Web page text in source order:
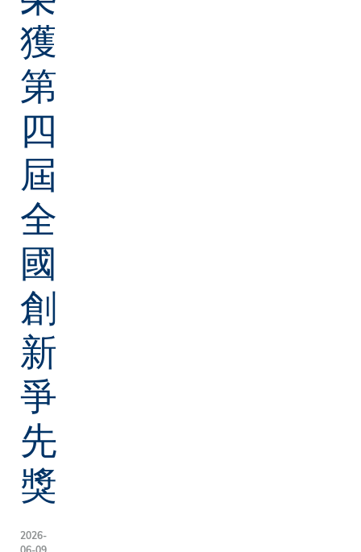
獲
第
四
屆
全
國
創
新
爭
先
獎
2026-